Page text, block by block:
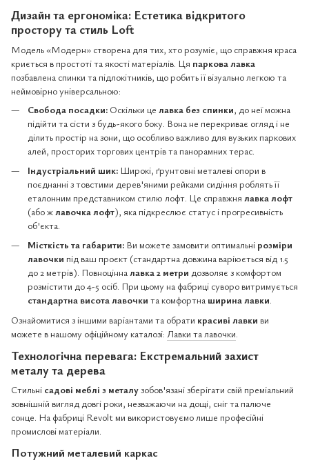
Дизайн та ергономіка: Естетика відкритого
простору та стиль Loft
Модель «Модерн» створена для тих, хто розуміє, що справжня краса
криється в простоті та якості матеріалів. Ця паркова лавка
позбавлена спинки та підлокітників, що робить її візуально легкою та
неймовірно універсальною:
Свобода посадки: Оскільки це лавка без спинки, до неї можна
підійти та сісти з будь-якого боку. Вона не перекриває огляд і не
ділить простір на зони, що особливо важливо для вузьких паркових
алей, просторих торгових центрів та панорамних терас.
Індустріальний шик: Широкі, ґрунтовні металеві опори в
поєднанні з товстими дерев'яними рейками сидіння роблять її
еталонним представником стилю лофт. Це справжня лавка лофт
(або жлавочка лофт), яка підкреслює статус і прогресивність
об'єкта.
Місткість та габарити: Ви можете замовити оптимальні розміри
лавочки під ваш проєкт (стандартна довжина варіюється від 1.5
до 2 метрів). Повноцінналавка 2 метри дозволяє з комфортом
розмістити до 4-5 осіб. При цьому на фабриці суворо витримується
стандартна висота лавочки та комфортна ширина лавки.
Ознайомитися з іншими варіантами та обрати красиві лавки ви
можете в нашому офіційному каталозі: Лавки та лавочки
Технологічна перевага: Екстремальний захист
металу та дерева
Стильні садові меблі з металузобов'язані зберігати свій преміальний
зовнішній вигляд довгі роки, незважаючи на дощі, сніг та палюче
сонце. На фабриці Revolt ми використовуємо лише професійні
промислові матеріали.
Потужний металевий каркас